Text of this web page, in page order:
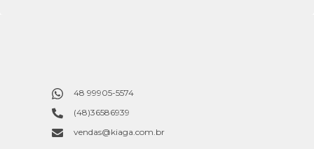
48 99905-5574
(48)36586939
vendas@kiaga.com.br